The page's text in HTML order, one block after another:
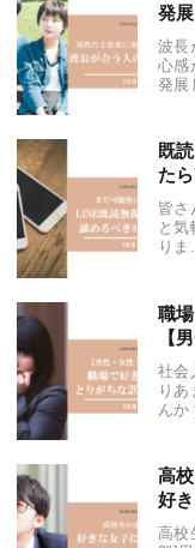
発
波長
心感
発展
既
た
皆さ
と
りま
職
【
社会
り
んか
高
好
高校